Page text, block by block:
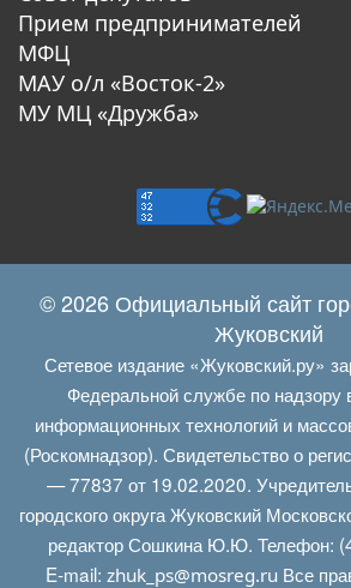
Прием предпринимателей
МФЦ
МАУ о/л «Восток-2»
МУ МЦ «Дружба»
© 2026 Официальный сайт
Жуковский
Сетевое издание «Жуковский.ру»
Федеральной службе по надзору
информационных технологий и
(Роскомнадзор). Свидетельство о
— 77837 от 19.02.2020.
городского округа Жуковский
редактор Сошкина Ю.Ю. Телефон:
E‑mail: zhuk_ps@mosreg.ruВсе